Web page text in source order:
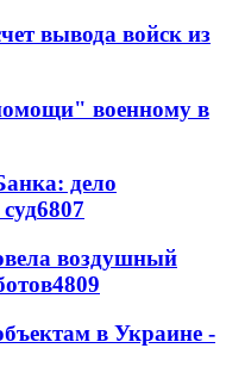
вывода войск из
военному в
дело
6807
воздушный
4809
в Украине -